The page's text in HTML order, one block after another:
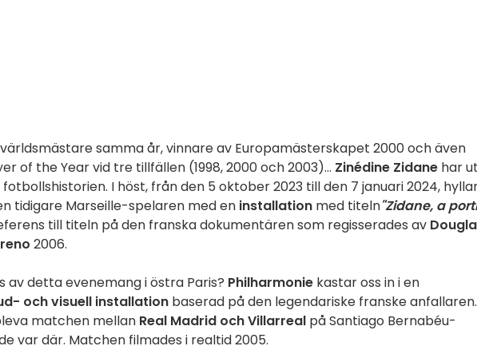
samma år, vinnare av Europamästerskapet 2000 och även
of the Year vid tre tillfällen (1998, 2000 och 2003)... Zinédine Zidane har
I höst, från den 5 oktober 2023 till den 7 januari 2024,
tidigare Marseille-spelaren med en installation med titeln"Zidane, a
till titeln på den franska dokumentären som regisserades av
2006.
av detta evenemang i östra Paris? Philharmonie kastar oss in i en
och visuell installation baserad på den legendariske franske anfallaren.
matchen mellan Real Madrid och Villarreal på Santiago Bernabéu-
var där. Matchen filmades i realtid 2005.